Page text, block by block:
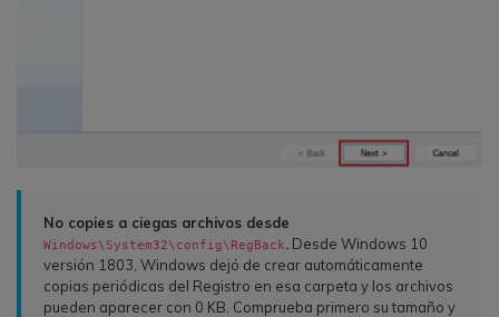
No copies a ciegas archivos desde
Windows\System32\config\RegBack. Desde Windows 10
versión 1803, Windows dejó de crear automáticamente
copias periódicas del Registro en esa carpeta y los archivos
pueden aparecer con 0 KB. Comprueba primero su tamaño y